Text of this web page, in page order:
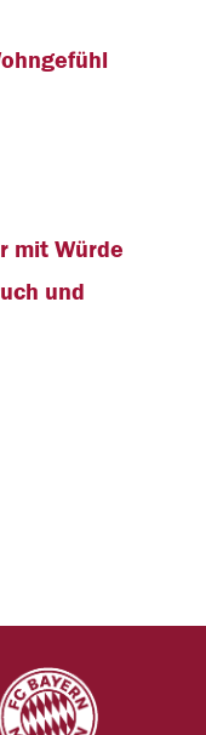
mit Würde
und